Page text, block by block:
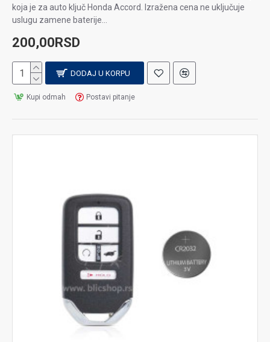
koja je za auto ključ Honda Accord. Izražena cena ne uključuje
uslugu zamene baterije...
200,00RSD
DODAJ U KORPU
Kupi odmah Postavi pitanje